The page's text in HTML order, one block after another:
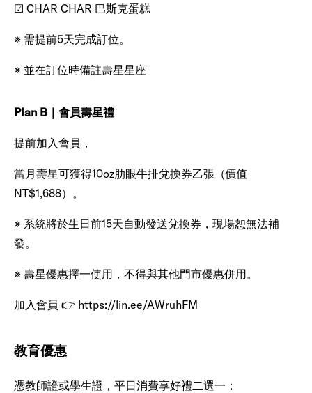
☑ CHAR CHAR 巴斯克蛋糕
※ 需提前5天完成訂位。
※ 並在訂位時備註壽星星座
Plan B｜會員壽星禮
提前加入會員，
當月壽星可獲得10oz肋眼牛排兌換券乙張（價值
NT$1,688）。
※ 系統將於生日前15天自動發送兌換券，現場恕無法補
發。
※ 壽星優惠擇一使用，不得與其他門市優惠併用。
加入會員 👉 https://lin.ee/AWruhFM
教育優惠
憑教師證或學生證，平日消費享好禮二選一：